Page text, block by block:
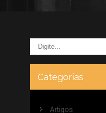
Categorias
Artigos